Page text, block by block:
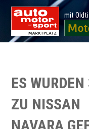
mit
ES
ZU NISSAN
NAVARA